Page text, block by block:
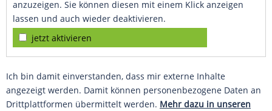
anzuzeigen. Sie können diesen mit einem Klick anzeigen
lassen und auch wieder deaktivieren.
jetzt aktivieren
Ich bin damit einverstanden, dass mir externe Inhalte
angezeigt werden. Damit können personenbezogene Daten an
Drittplattformen übermittelt werden. Mehr dazu in unseren